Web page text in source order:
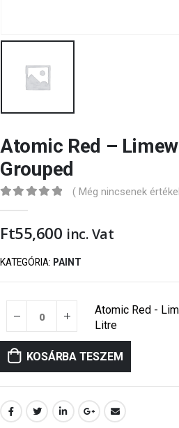
Atomic Red –
Grouped
( Még nincsenek
Ft55,600 inc. Vat
KATEGÓRIA: PAINT
Atomic Red -
Litre
KOSÁRBA TESZEM